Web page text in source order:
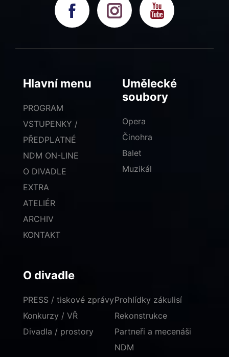
Hlavní menu
PROGRAM
VSTUPENKY /
PŘEDPLATNÉ
NDM ON-LINE
O DIVADLE
EXTRA
ATELIÉR
ARCHIV
KONTAKT
Umělecké
soubory
Opera
Činohra
Balet
Muzikál
O divadle
PRESS / tiskové zprávy
Konkurzy / VŘ
Divadla / prostory
Prohlídky zákulisí
Rekonstrukce
Partneři a mecenáši
NDM